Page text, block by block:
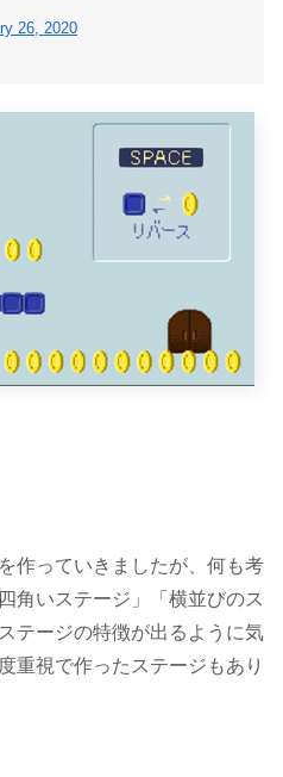
26, 2020
作っていきましたが、何も考
角いステージ」「横並びのス
テージの特徴が出るように気
重視で作ったステージもあり